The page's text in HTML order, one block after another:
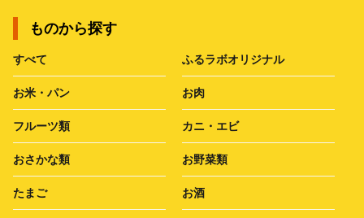
ものから探す
すべて ふるラボオリジナル
お米・パン お肉
フルーツ類 カニ・エビ
おさかな類 お野菜類
たまご お酒